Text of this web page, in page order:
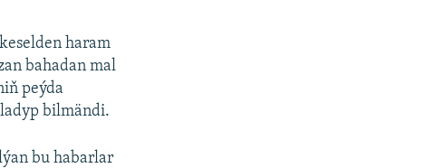
haram
bahadan mal
peýda
bilmändi.
bu habarlar